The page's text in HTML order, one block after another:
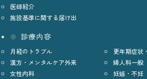
医師紹介
施設基準に関する届け出
診療内容
月経のトラブル
更年期症状
漢方・メンタルケア外来
婦人科一般
女性内科
妊娠・不妊